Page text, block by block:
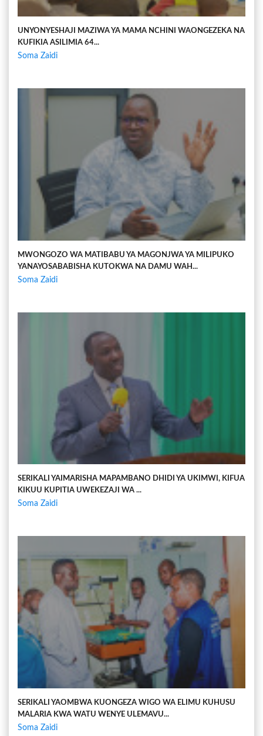
UNYONYESHAJI MAZIWA YA MAMA NCHINI WAONGEZEKA NA
KUFIKIA ASILIMIA 64...
Soma Zaidi
MWONGOZO WA MATIBABU YA MAGONJWA YA MILIPUKO
YANAYOSABABISHA KUTOKWA NA DAMU WAH...
Soma Zaidi
SERIKALI YAIMARISHA MAPAMBANO DHIDI YA UKIMWI, KIFUA
KIKUU KUPITIA UWEKEZAJI WA ...
Soma Zaidi
SERIKALI YAOMBWA KUONGEZA WIGO WA ELIMU KUHUSU
MALARIA KWA WATU WENYE ULEMAVU...
Soma Zaidi